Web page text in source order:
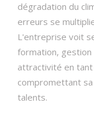
dégradation du
erreurs se
L'entreprise voit
formation, gestion
attractivité en
compromettant
talents.